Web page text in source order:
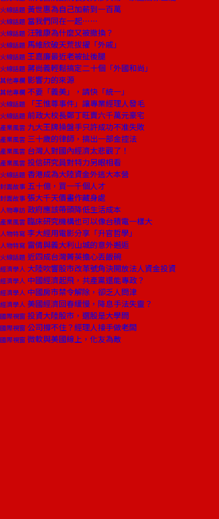
火線話題 黃世惠為自己加薪到一百萬
火線話題 當我們同在一起……
火線話題 汪雅康為什麼又被撤換？
火線話題 馬維欣破天荒拔擢「外戚」
火線話題 王嘉廉最近老被扯後腿
火線話題 蔣尚義輕鬆搞定二十個「外國和尚」
其他專欄 影響力的來源
其他專欄 不要「義美」，請快「統一」
火線話題 「王惟尊事件」讓專業經理人發毛
火線話題 前政大校長鄭丁旺賣六千萬元豪宅
產業風雲 九大王牌操盤手只許成功不准失敗
產業風雲 三十歲的律師，搞出一部金控法
產業風雲 台灣人對國內經濟太悲觀了！
產業風雲 投信研究員對特力另眼相看
火線話題 香港成為大陸資金外逃大本營
封面故事 五十億，買一千個人才
封面故事 張大千天價畫作藏身處
人物專訪 政府應該帶頭降低生活成本
產業風雲 臨床研究機構也可以像台積電一樣大
人物特寫 李大經用電影分享「升官哲學」
人物特寫 雷倩與義大利山城的意外邂逅
火線話題 近四成台灣菁英擔心丟飯碗
經濟學人 大陸吹響股市改革號角決開放法人資金投資
經濟學人 中國經濟起飛，共產黨還能專政？
經濟學人 中國房市禁令解除，卻乏人問津
經濟學人 美國經濟回春緩慢，降息手法失靈？
國際視窗 投資大陸股市，選股是大學問
國際視窗 公司撐不住？經理人接手做老闆
國際視窗 微軟與美國線上，化友為敵